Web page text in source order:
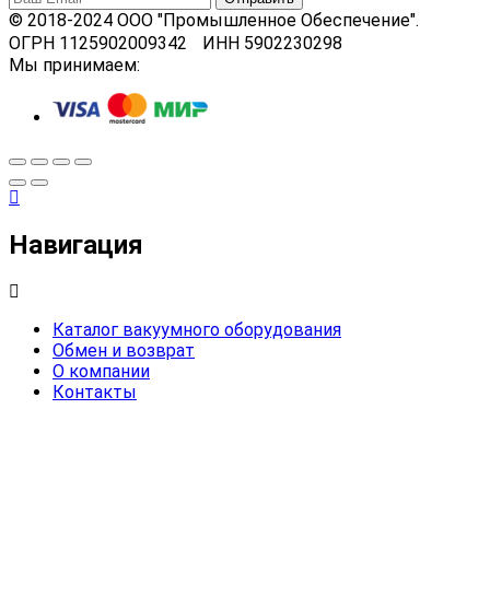
© 2018-2024 ООО "Промышленное Обеспечение".
ОГРН 1125902009342 ИНН 5902230298
Мы принимаем:
Навигация
Каталог вакуумного оборудования
Обмен и возврат
О компании
Контакты